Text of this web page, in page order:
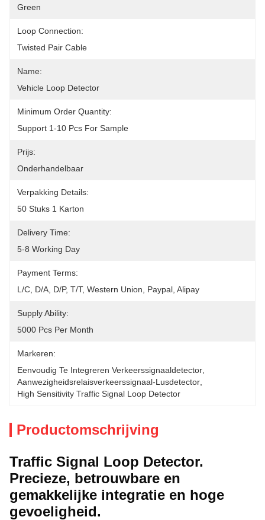
Green
Loop Connection:
Twisted Pair Cable
Name:
Vehicle Loop Detector
Minimum Order Quantity:
Support 1-10 Pcs For Sample
Prijs:
Onderhandelbaar
Verpakking Details:
50 Stuks 1 Karton
Delivery Time:
5-8 Working Day
Payment Terms:
L/C, D/A, D/P, T/T, Western Union, Paypal, Alipay
Supply Ability:
5000 Pcs Per Month
Markeren:
Eenvoudig Te Integreren Verkeerssignaaldetector
Aanwezigheidsrelaisverkeerssignaal-Lusdetector
High Sensitivity Traffic Signal Loop Detector
Productomschrijving
Traffic Signal Loop Detector.
Precieze, betrouwbare en
gemakkelijke integratie en hoge
gevoeligheid.